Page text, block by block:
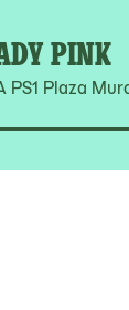
PINK
PS1 Plaza